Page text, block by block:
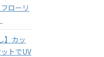
ローリ
】カッ
トでUV